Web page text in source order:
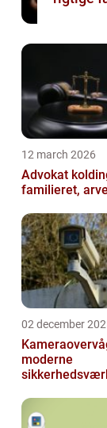
12 march 2026
Advokat kolding hjælp
familieret,
02 december
moderne